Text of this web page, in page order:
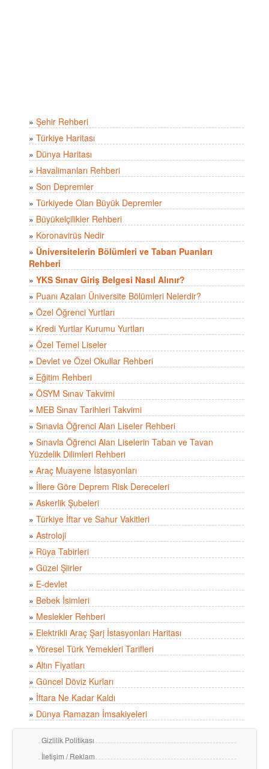
» Şehir Rehberi
» Türkiye Haritası
» Dünya Haritası
» Havalimanları Rehberi
» Son Depremler
» Türkiyede Olan Büyük Depremler
» Büyükelçilikler Rehberi
» Koronavirüs Nedir
» Üniversitelerin Bölümleri ve Taban Puanları
Rehberi
» YKS Sınav Giriş Belgesi Nasıl Alınır?
» Puanı Azalan Üniversite Bölümleri Nelerdir?
» Özel Öğrenci Yurtları
» Kredi Yurtlar Kurumu Yurtları
» Özel Temel Liseler
» Devlet ve Özel Okullar Rehberi
» Eğitim Rehberi
» ÖSYM Sınav Takvimi
» MEB Sınav Tarihleri Takvimi
» Sınavla Öğrenci Alan Liseler Rehberi
» Sınavla Öğrenci Alan Liselerin Taban ve Tavan
Yüzdelik Dilimleri Rehberi
» Araç Muayene İstasyonları
» İllere Göre Deprem Risk Dereceleri
» Askerlik Şubeleri
» Türkiye İftar ve Sahur Vakitleri
» Astroloji
» Rüya Tabirleri
» Güzel Şiirler
» E-devlet
» Bebek İsimleri
» Meslekler Rehberi
» Elektrikli Araç Şarj İstasyonları Haritası
» Yöresel Türk Yemekleri Tarifleri
» Altın Fiyatları
» Güncel Döviz Kurları
» İftara Ne Kadar Kaldı
» Dünya Ramazan İmsakiyeleri
Gizlilik Politikası
İletişim / Reklam